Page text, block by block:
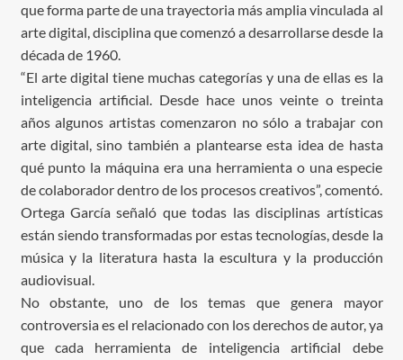
que forma parte de una trayectoria más amplia vinculada al
arte digital, disciplina que comenzó a desarrollarse desde la
década de 1960.
“El arte digital tiene muchas categorías y una de ellas es la
inteligencia artificial. Desde hace unos veinte o treinta
años algunos artistas comenzaron no sólo a trabajar con
arte digital, sino también a plantearse esta idea de hasta
qué punto la máquina era una herramienta o una especie
de colaborador dentro de los procesos creativos”, comentó.
Ortega García señaló que todas las disciplinas artísticas
están siendo transformadas por estas tecnologías, desde la
música y la literatura hasta la escultura y la producción
audiovisual.
No obstante, uno de los temas que genera mayor
controversia es el relacionado con los derechos de autor, ya
que cada herramienta de inteligencia artificial debe